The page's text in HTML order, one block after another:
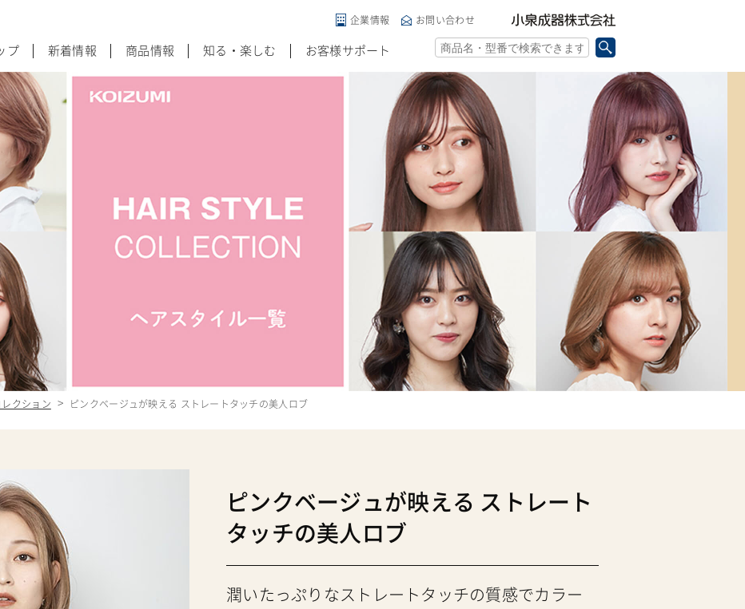
プ 新着情報 商品情報 知る・楽しむ お客様サポート
企業情報 お問い合わせ
クション ピンクベージュが映える ストレートタッチの美人ロブ
ピンクベージュが映える ストレート
タッチの美人ロブ
潤いたっぷりなストレートタッチの質感でカラー